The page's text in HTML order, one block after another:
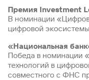
Премия Investment
В номинации
цифровой
«Национальная
Победа в номинации
технологий в
совместного с ФНС